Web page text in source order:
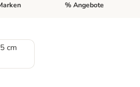
Menü öffnen: PferdKategorie-Menü öffnen:
% Angebote
cm